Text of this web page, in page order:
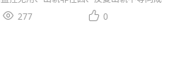
毁婚姻，强调关系稳固源于沟通与自我反
 277  0